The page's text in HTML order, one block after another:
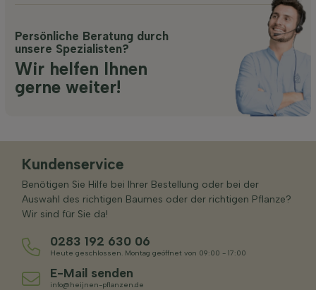
Persönliche Beratung durch
unsere Spezialisten?
Wir helfen Ihnen
gerne weiter!
Kundenservice
Benötigen Sie Hilfe bei Ihrer Bestellung oder bei der
Auswahl des richtigen Baumes oder der richtigen Pflanze?
Wir sind für Sie da!
0283 192 630 06
Heute geschlossen. Montag geöffnet von 09:00 - 17:00
E-Mail senden
info@heijnen-pflanzen.de